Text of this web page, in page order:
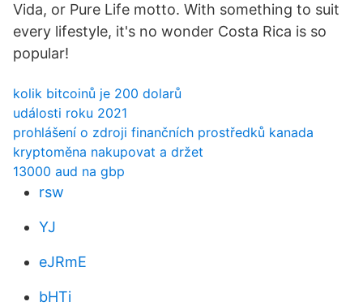
Vida, or Pure Life motto. With something to suit
every lifestyle, it's no wonder Costa Rica is so
popular!
kolik bitcoinů je 200 dolarů
události roku 2021
prohlášení o zdroji finančních prostředků kanada
kryptoměna nakupovat a držet
13000 aud na gbp
rsw
YJ
eJRmE
bHTi